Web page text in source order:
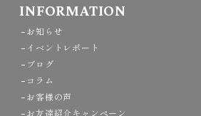
INFORMATION
お知らせ
イベントレポート
ブログ
コラム
お客様の声
お友達紹介キャンペーン